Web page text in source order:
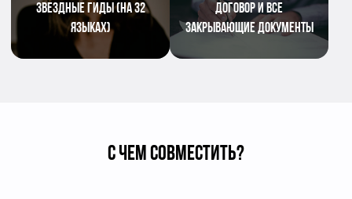
ЗВЕЗДНЫЕ ГИДЫ (НА 32
ЯЗЫКАХ)
ДОГОВОР И ВСЕ
ЗАКРЫВАЮЩИЕ ДОКУМЕНТЫ
С ЧЕМ СОВМЕСТИТЬ?